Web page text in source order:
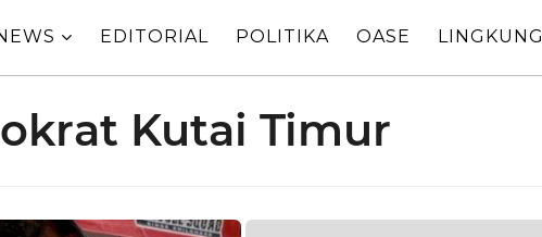
EDITORIAL POLITIKA OASE
Kutai Timur